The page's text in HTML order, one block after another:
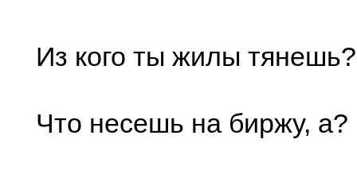
Из кого ты жилы тянешь?
Что несешь на биржу, а?